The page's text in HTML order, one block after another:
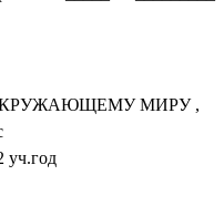
МИРУ ,
уч.год